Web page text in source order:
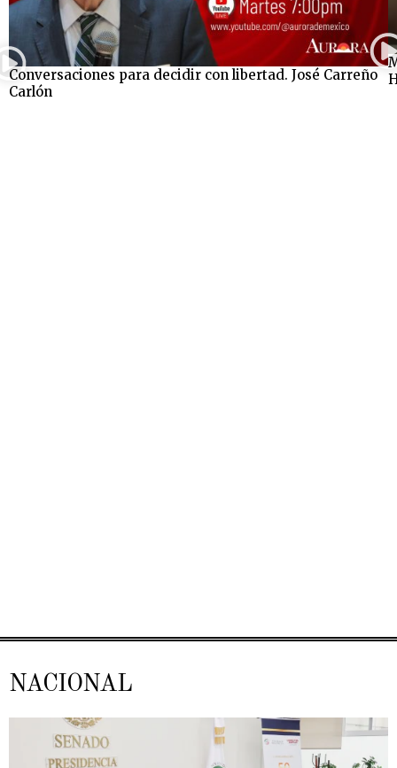
Conversaciones para decidir con libertad. José Carreño
Carlón
NACIONAL